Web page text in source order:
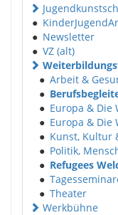
●
● Newsletter
● VZ (alt)
● Arbeit &
●
● Europa & Die
● Europa & Die
● Kunst, Kultur
● Politik,
● Refugees
●
● Theater
Werkbühne